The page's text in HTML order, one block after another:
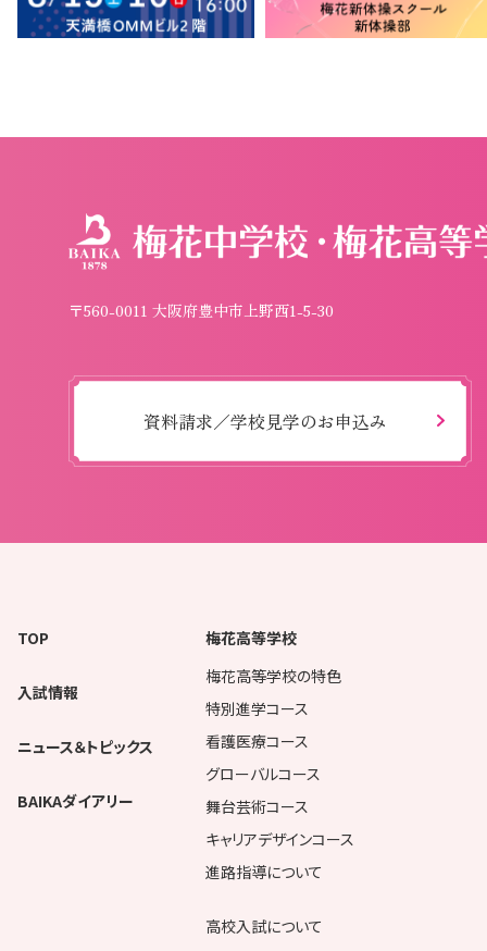
〒560-0011 大阪府豊中市上野西1-5-30
資料請求／学校見学のお申込み
TOP
入試情報
ニュース＆トピックス
BAIKAダイアリー
梅花高等学校
梅花高等学校の特色
特別進学コース
看護医療コース
グローバルコース
舞台芸術コース
キャリアデザインコース
進路指導について
高校入試について